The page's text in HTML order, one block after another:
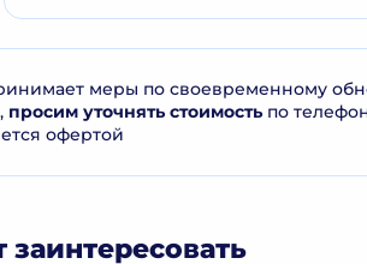
меры по своевременному
просим уточнять стоимостьпо
офертой